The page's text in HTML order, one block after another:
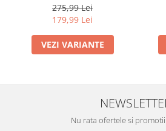
275,99 Lei
179,99 Lei
VEZI VARIANTE
Nu rata ofertele si